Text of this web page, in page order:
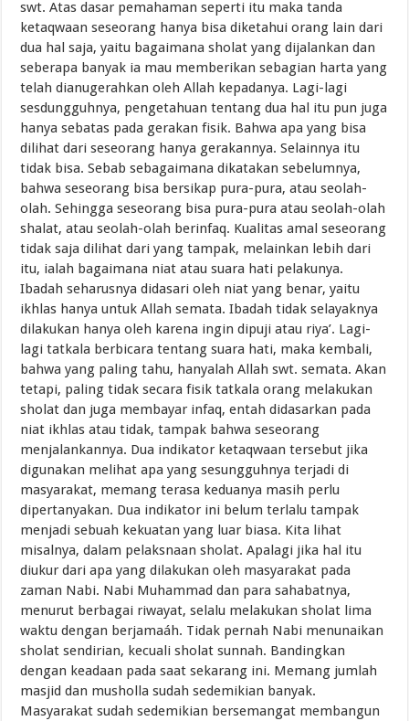
swt. Atas dasar pemahaman seperti itu maka tanda
ketaqwaan seseorang hanya bisa diketahui orang lain dari
dua hal saja, yaitu bagaimana sholat yang dijalankan dan
seberapa banyak ia mau memberikan sebagian harta yang
telah dianugerahkan oleh Allah kepadanya. Lagi-lagi
sesdungguhnya, pengetahuan tentang dua hal itu pun juga
hanya sebatas pada gerakan fisik. Bahwa apa yang bisa
dilihat dari seseorang hanya gerakannya. Selainnya itu
tidak bisa. Sebab sebagaimana dikatakan sebelumnya,
bahwa seseorang bisa bersikap pura-pura, atau seolah-
olah. Sehingga seseorang bisa pura-pura atau seolah-olah
shalat, atau seolah-olah berinfaq. Kualitas amal seseorang
tidak saja dilihat dari yang tampak, melainkan lebih dari
itu, ialah bagaimana niat atau suara hati pelakunya.
Ibadah seharusnya didasari oleh niat yang benar, yaitu
ikhlas hanya untuk Allah semata. Ibadah tidak selayaknya
dilakukan hanya oleh karena ingin dipuji atau riya’. Lagi-
lagi tatkala berbicara tentang suara hati, maka kembali,
bahwa yang paling tahu, hanyalah Allah swt. semata. Akan
tetapi, paling tidak secara fisik tatkala orang melakukan
sholat dan juga membayar infaq, entah didasarkan pada
niat ikhlas atau tidak, tampak bahwa seseorang
menjalankannya. Dua indikator ketaqwaan tersebut jika
digunakan melihat apa yang sesungguhnya terjadi di
masyarakat, memang terasa keduanya masih perlu
dipertanyakan. Dua indikator ini belum terlalu tampak
menjadi sebuah kekuatan yang luar biasa. Kita lihat
misalnya, dalam pelaksnaan sholat. Apalagi jika hal itu
diukur dari apa yang dilakukan oleh masyarakat pada
zaman Nabi. Nabi Muhammad dan para sahabatnya,
menurut berbagai riwayat, selalu melakukan sholat lima
waktu dengan berjamaáh. Tidak pernah Nabi menunaikan
sholat sendirian, kecuali sholat sunnah. Bandingkan
dengan keadaan pada saat sekarang ini. Memang jumlah
masjid dan musholla sudah sedemikian banyak.
Masyarakat sudah sedemikian bersemangat membangun